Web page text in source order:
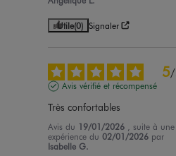
Utile(0) Signaler
5/
Avis vérifié et récompensé
Très confortables
Avis du 19/01/2026
, suite à une
expérience du02/01/2026 par
Isabelle G.